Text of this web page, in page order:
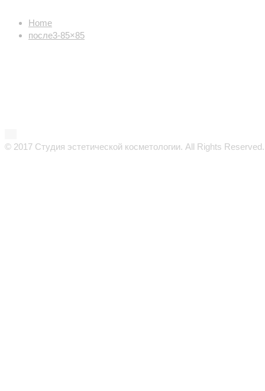
Home
после3-85×85
© 2017 Студия эстетической косметологии. All Rights Reserved.